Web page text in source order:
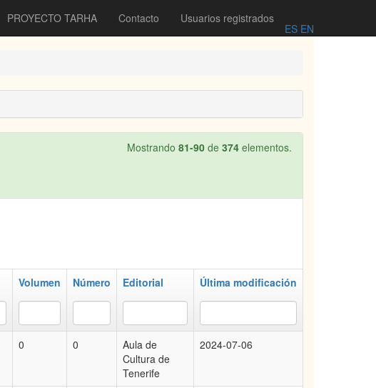
PROYECTO TARHA Contacto Usuarios registrados
ES EN
Mostrando 81-90 de 374 elementos.
Volumen Número Editorial Última modificación
0 0
Aula de
Cultura de
Tenerife
2024-07-06